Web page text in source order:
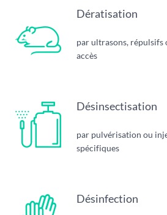
Dératisation
par ultrasons, répulsifs
accès
Désinsectisation
par pulvérisation ou
spécifiques
Désinfection